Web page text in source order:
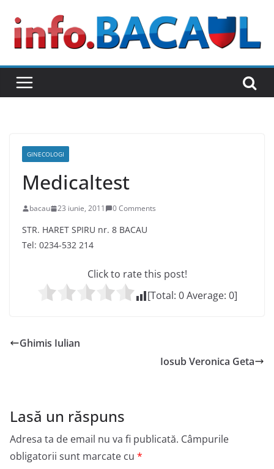
content
GINECOLOGI
Medicaltest
bacau 23 iunie, 2011 0 Comments
STR. HARET SPIRU nr. 8 BACAU
Tel: 0234-532 214
Click to rate this post!
[Total: 0Average: 0]
Ghimis Iulian
Iosub Veronica Geta
Lasă un răspuns
Adresa ta de email nu va fi publicată. Câmpurile
obligatorii sunt marcate cu *